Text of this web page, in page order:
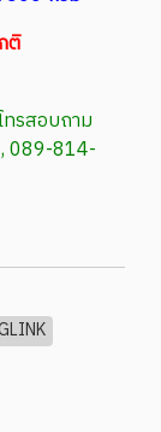
ติ
รสอบถาม
089-814-